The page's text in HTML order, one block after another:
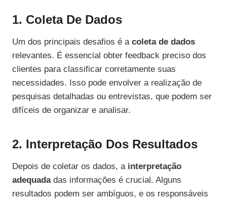
1. Coleta De Dados
Um dos principais desafios é a coleta de dados
relevantes. É essencial obter feedback preciso dos
clientes para classificar corretamente suas
necessidades. Isso pode envolver a realização de
pesquisas detalhadas ou entrevistas, que podem ser
difíceis de organizar e analisar.
2. Interpretação Dos Resultados
Depois de coletar os dados, a interpretação
adequadadas informações é crucial. Alguns
resultados podem ser ambíguos, e os responsáveis